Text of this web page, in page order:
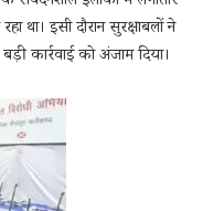
था। इसी दौरान सुरक्षाबलों ने
कार्रवाई को अंजाम दिया।